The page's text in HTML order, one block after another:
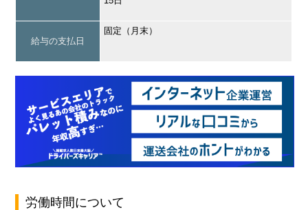
給与の支払日
固定（月末）
労働時間について